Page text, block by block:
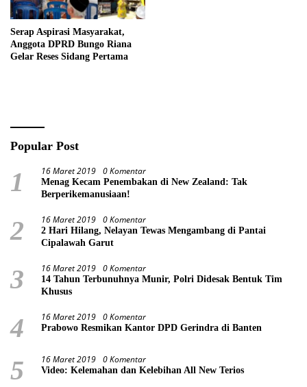
Serap Aspirasi Masyarakat,
Anggota DPRD Bungo Riana
Gelar Reses Sidang Pertama
Popular Post
1 16 Maret 2019 0 Komentar
Menag Kecam Penembakan di New Zealand: Tak
Berperikemanusiaan!
2 16 Maret 2019 0 Komentar
2 Hari Hilang, Nelayan Tewas Mengambang di Pantai
Cipalawah Garut
3 16 Maret 2019 0 Komentar
14 Tahun Terbunuhnya Munir, Polri Didesak Bentuk Tim
Khusus
4 16 Maret 2019 0 Komentar
Prabowo Resmikan Kantor DPD Gerindra di Banten
5 16 Maret 2019 0 Komentar
Video: Kelemahan dan Kelebihan All New Terios